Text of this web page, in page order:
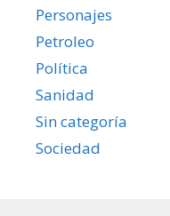
Personajes
Petroleo
Política
Sanidad
Sin categoría
Sociedad